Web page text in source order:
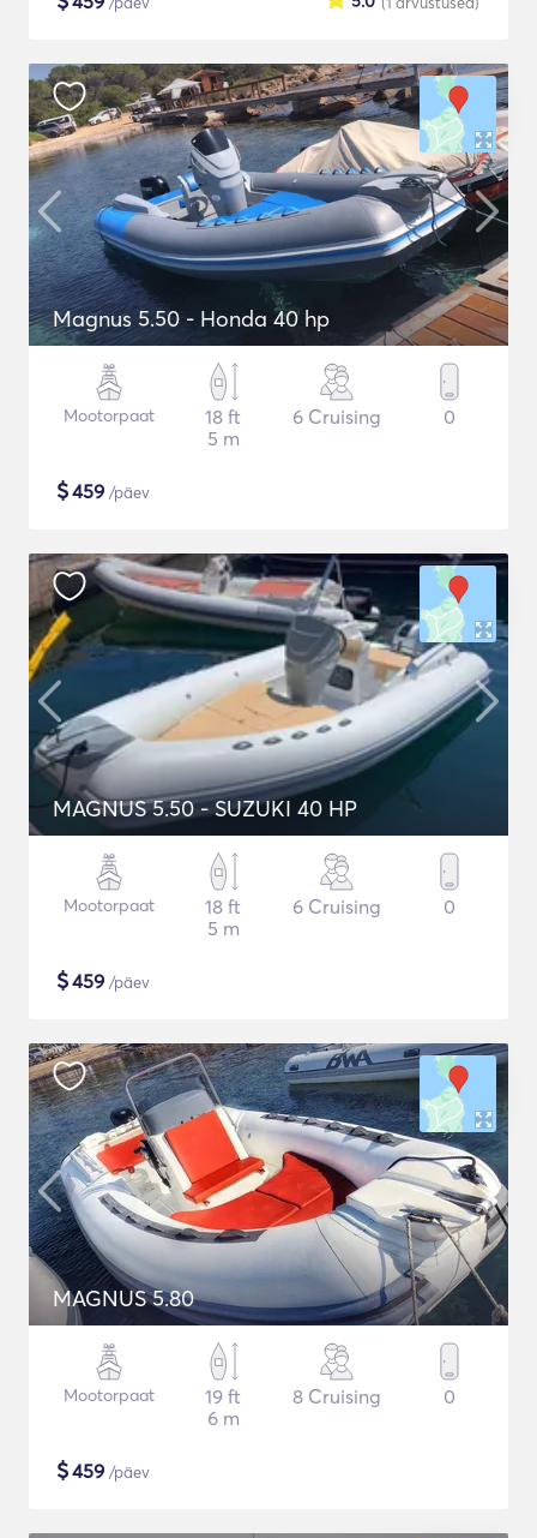
Magnus 5.50 - Honda 40 hp
Mootorpaat
18 ft
5 m
6 Cruising 0
$459 /päev
MAGNUS 5.50 - SUZUKI 40 HP
Mootorpaat
18 ft
5 m
6 Cruising 0
$459 /päev
MAGNUS 5.80
Mootorpaat
19 ft
6 m
8 Cruising 0
$459 /päev